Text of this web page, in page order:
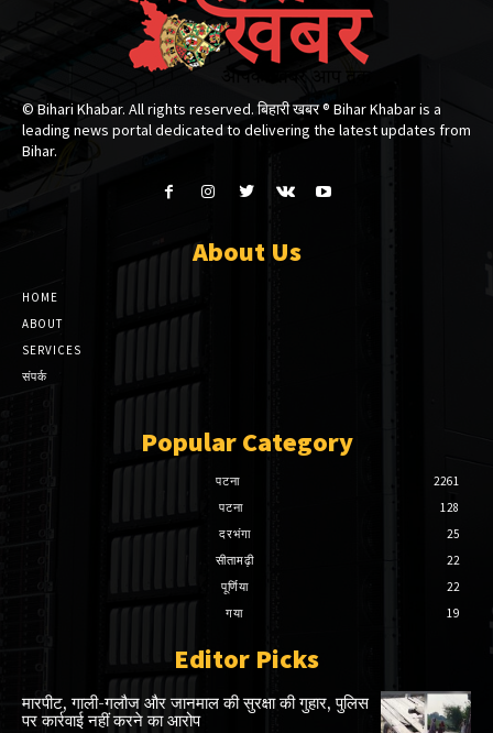
© Bihari Khabar. All rights reserved. बिहारी खबर ®​ Bihar Khabar is a
leading news portal dedicated to delivering the latest updates from
Bihar.
About Us
HOME
ABOUT
SERVICES
संपर्क
Popular Category
पटना
2261
पटना
128
दरभंगा
25
सीतामढ़ी
22
पूर्णिया
22
गया
19
Editor Picks
मारपीट, गाली-गलौज और जानमाल की सुरक्षा की गुहार, पुलिस
पर कार्रवाई नहीं करने का आरोप